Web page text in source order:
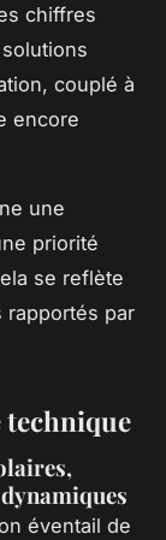
chiffres
couplé à
encore
une
priorité
se reflète
rapportés par
technique
éventail de